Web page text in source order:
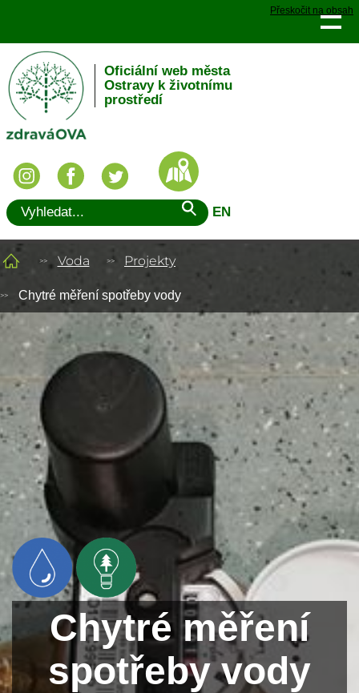
Přeskočit na obsah
Oficiální web města
Ostravy k životnímu
prostředí
EN
Voda Projekty
Chytré měření spotřeby vody
Chytré měření
spotřeby vody